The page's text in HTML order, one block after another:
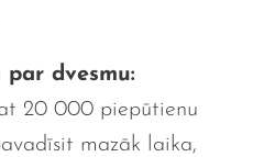
par dvesmu:
20 000 piepūtienu
mazāk laika,